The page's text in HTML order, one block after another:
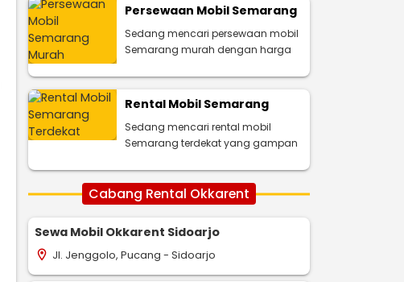
Persewaan Mobil Semarang
Sedang mencari persewaan mobil
Semarang murah dengan harga
Rental Mobil Semarang
Sedang mencari rental mobil
Semarang terdekat yang gampan
Cabang Rental Okkarent
Sewa Mobil Okkarent Sidoarjo
location_on Jl. Jenggolo, Pucang - Sidoarjo